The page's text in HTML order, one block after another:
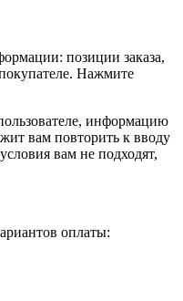
позиции заказа,
Нажмите
информацию
вам повторить к вводу
вам не подходят,
оплаты: